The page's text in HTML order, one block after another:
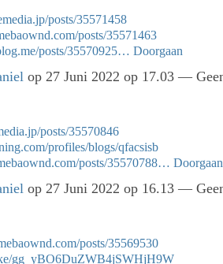
posts/35571458
posts/35571463
posts/35570925… Doorgaan
op 27 Juni 2022 op 17.03 —
posts/35570846
profiles/blogs/qfacsisb
posts/35570788… Doorgaan
op 27 Juni 2022 op 16.13 —
posts/35569530
gg_yBO6DuZWB4jSWHjH9W